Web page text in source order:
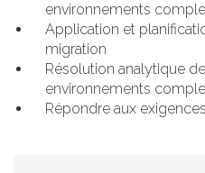
environnements
Application et
migration
Résolution analytique
environnements
Répondre aux